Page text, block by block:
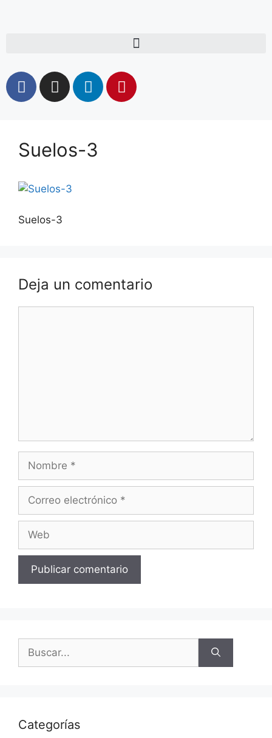
Suelos-3
Suelos-3
Deja un comentario
Categorías